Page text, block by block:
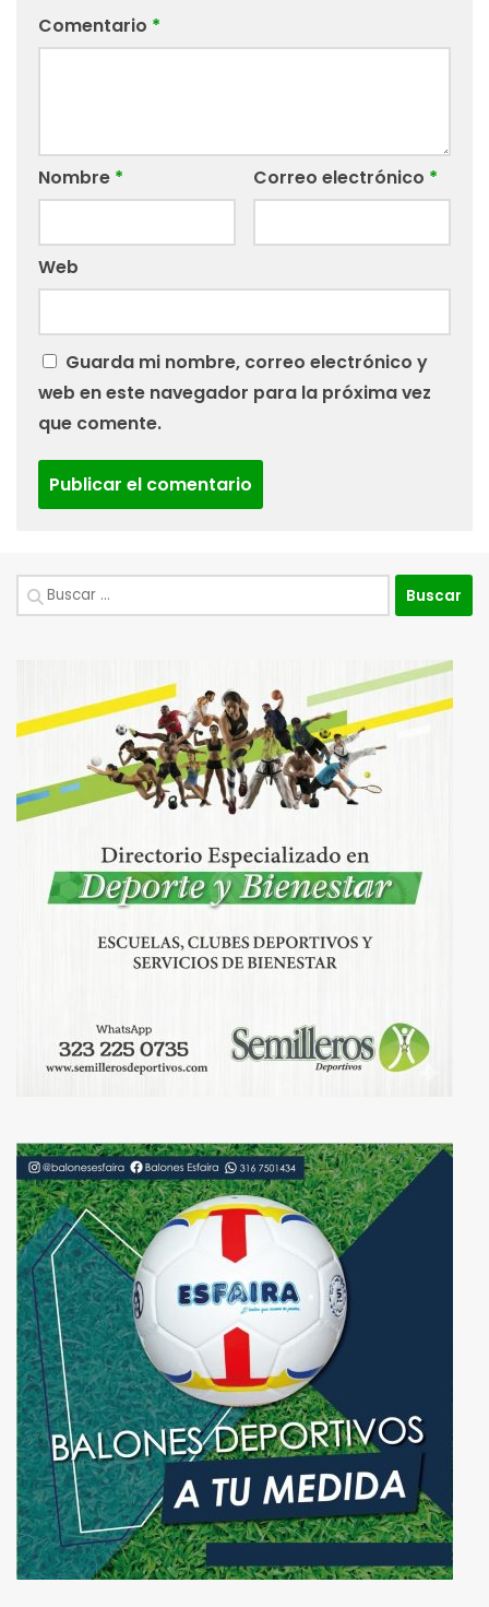
Comentario *
Nombre * Correo electrónico *
Web
Guarda mi nombre, correo electrónico y
web en este navegador para la próxima vez
que comente.
Buscar: